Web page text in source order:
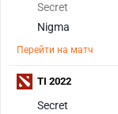
Secret
Nigma
Перейти на матч
Secret
TI 2022